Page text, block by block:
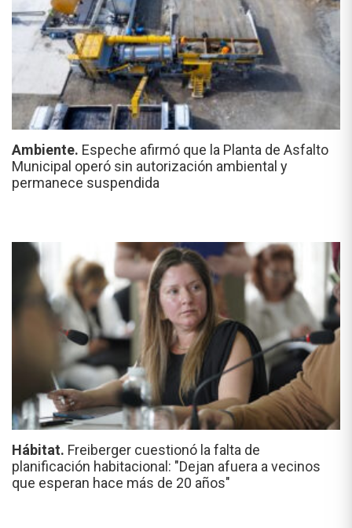
Ambiente. Espeche afirmó que la Planta de Asfalto
Municipal operó sin autorización ambiental y
permanece suspendida
Hábitat. Freiberger cuestionó la falta de
planificación habitacional: "Dejan afuera a vecinos
que esperan hace más de 20 años"